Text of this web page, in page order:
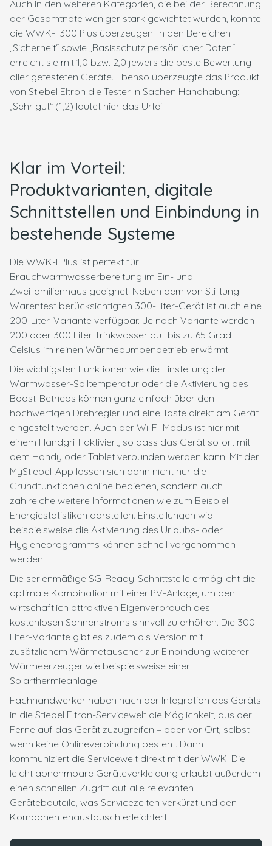
Auch in den weiteren Kategorien, die bei der Berechnung
der Gesamtnote weniger stark gewichtet wurden, konnte
die WWK-I 300 Plus überzeugen: In den Bereichen
„Sicherheit“ sowie „Basisschutz persönlicher Daten“
erreicht sie mit 1,0 bzw. 2,0 jeweils die beste Bewertung
aller getesteten Geräte. Ebenso überzeugte das Produkt
von Stiebel Eltron die Tester in Sachen Handhabung:
„Sehr gut“ (1,2) lautet hier das Urteil.
Klar im Vorteil:
Produktvarianten, digitale
Schnittstellen und Einbindung in
bestehende Systeme
Die WWK-I Plus ist perfekt für
Brauchwarmwasserbereitung im Ein- und
Zweifamilienhaus geeignet. Neben dem von Stiftung
Warentest berücksichtigten 300-Liter-Gerät ist auch eine
200-Liter-Variante verfügbar. Je nach Variante werden
200 oder 300 Liter Trinkwasser auf bis zu 65 Grad
Celsius im reinen Wärmepumpenbetrieb erwärmt.
Die wichtigsten Funktionen wie die Einstellung der
Warmwasser-Solltemperatur oder die Aktivierung des
Boost-Betriebs können ganz einfach über den
hochwertigen Drehregler und eine Taste direkt am Gerät
eingestellt werden. Auch der Wi-Fi-Modus ist hier mit
einem Handgriff aktiviert, so dass das Gerät sofort mit
dem Handy oder Tablet verbunden werden kann. Mit der
MyStiebel-App lassen sich dann nicht nur die
Grundfunktionen online bedienen, sondern auch
zahlreiche weitere Informationen wie zum Beispiel
Energiestatistiken darstellen. Einstellungen wie
beispielsweise die Aktivierung des Urlaubs- oder
Hygieneprogramms können schnell vorgenommen
werden.
Die serienmäßige SG-Ready-Schnittstelle ermöglicht die
optimale Kombination mit einer PV-Anlage, um den
wirtschaftlich attraktiven Eigenverbrauch des
kostenlosen Sonnenstroms sinnvoll zu erhöhen. Die 300-
Liter-Variante gibt es zudem als Version mit
zusätzlichem Wärmetauscher zur Einbindung weiterer
Wärmeerzeuger wie beispielsweise einer
Solarthermieanlage.
Fachhandwerker haben nach der Integration des Geräts
in die Stiebel Eltron-Servicewelt die Möglichkeit, aus der
Ferne auf das Gerät zuzugreifen – oder vor Ort, selbst
wenn keine Onlineverbindung besteht. Dann
kommuniziert die Servicewelt direkt mit der WWK. Die
leicht abnehmbare Geräteverkleidung erlaubt außerdem
einen schnellen Zugriff auf alle relevanten
Gerätebauteile, was Servicezeiten verkürzt und den
Komponentenaustausch erleichtert.